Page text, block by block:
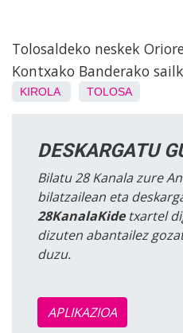
Tolosaldeko neskek
Kontxako Banderako
KIROLA TOLOSA
DESKARGATU
Bilatu 28 Kanala zure
bilatzailean eta
28KanalaKidetxartel
dizuten abantailez
duzu.
APLIKAZIOA